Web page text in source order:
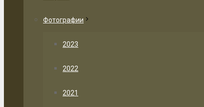
Фотографии
2023
2022
2021